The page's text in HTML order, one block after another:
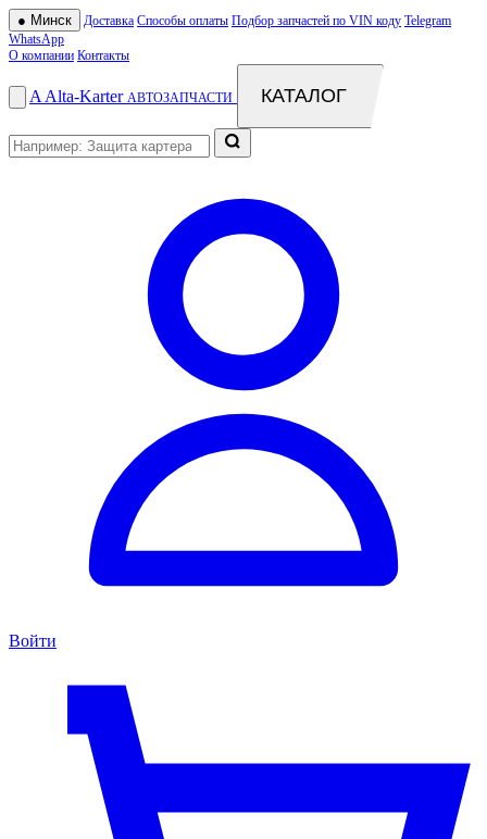
● Минск Доставка Способы оплаты Подбор запчастей по VIN коду Telegram
WhatsApp
О компании Контакты
A Alta-Karter АВТОЗАПЧАСТИ КАТАЛОГ
Войти